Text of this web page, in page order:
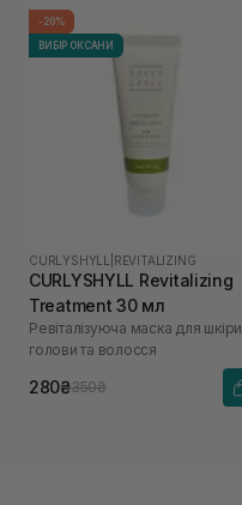
-20%
ВИБІР ОКСАНИ
CURLYSHYLL REVITALIZING
CURLYSHYLL Revitalizing
Treatment 30 мл
Ревіталізуюча маска для шкіри
голови та волосся
280₴350₴